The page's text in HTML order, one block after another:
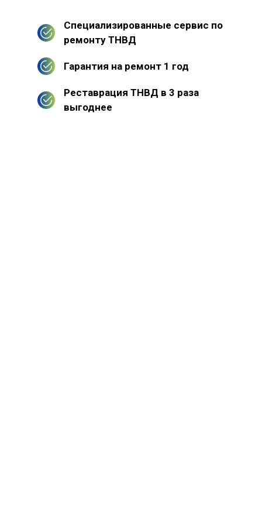
Специализированные сервис по
ремонту ТНВД
Гарантия на ремонт 1 год
Реставрация ТНВД в 3 раза
выгоднее